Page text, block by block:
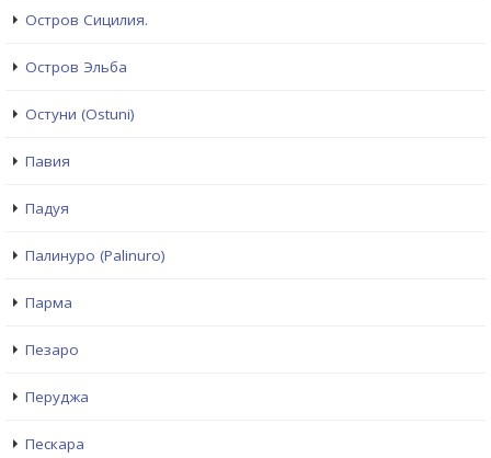
Остров Сицилия.
Остров Эльба
Остуни (Ostuni)
Павия
Падуя
Палинуро (Palinuro)
Парма
Пезаро
Перуджа
Пескара